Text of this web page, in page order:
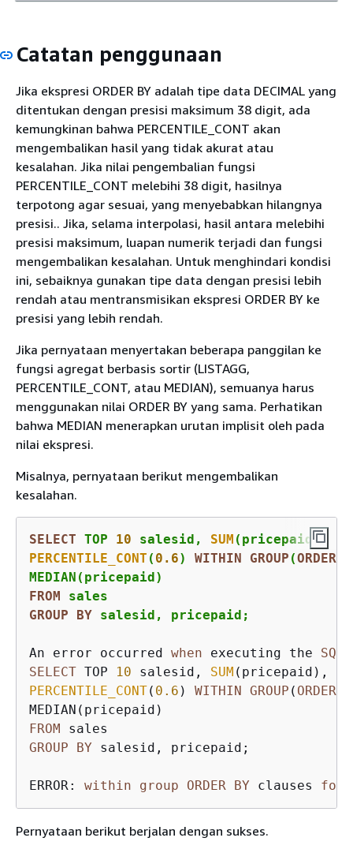
Catatan penggunaan
Jika ekspresi ORDER BY adalah tipe data DECIMAL yang
ditentukan dengan presisi maksimum 38 digit, ada
kemungkinan bahwa PERCENTILE_CONT akan
mengembalikan hasil yang tidak akurat atau
kesalahan. Jika nilai pengembalian fungsi
PERCENTILE_CONT melebihi 38 digit, hasilnya
terpotong agar sesuai, yang menyebabkan hilangnya
presisi.. Jika, selama interpolasi, hasil antara melebihi
presisi maksimum, luapan numerik terjadi dan fungsi
mengembalikan kesalahan. Untuk menghindari kondisi
ini, sebaiknya gunakan tipe data dengan presisi lebih
rendah atau mentransmisikan ekspresi ORDER BY ke
presisi yang lebih rendah.
Jika pernyataan menyertakan beberapa panggilan ke
fungsi agregat berbasis sortir (LISTAGG,
PERCENTILE_CONT, atau MEDIAN), semuanya harus
menggunakan nilai ORDER BY yang sama. Perhatikan
bahwa MEDIAN menerapkan urutan implisit oleh pada
nilai ekspresi.
Misalnya, pernyataan berikut mengembalikan
kesalahan.
SELECT TOP 10 salesid, SUM
PERCENTILE_CONT ( 0.6) WITHIN GROUP (ORDER
FROM
GROUP
BY salesid, pricepaid;
An error occurred when executing the SQL
SELECT TOP 10 salesid, SUM
PERCENTILE_CONT( 0.6 ) WITHIN GROUP ( ORDER
FROM
GROUP
BY salesid, pricepaid;
ERROR: within group ORDER BY clauses for
Pernyataan berikut berjalan dengan sukses.